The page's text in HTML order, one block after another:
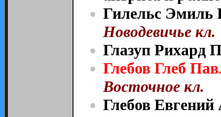
Гилельс Эмиль
Новодевичье кл.
Глазуп Рихард
Глебов Глеб
Восточное кл.
Глебов